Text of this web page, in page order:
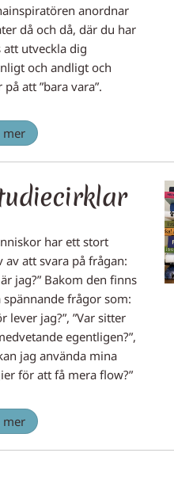
anordnar
då och då, där du har
att utveckla dig
och andligt och
att ”bara vara”.
mer
har ett stort
av att svara på frågan:
jag?” Bakom den finns
spännande frågor som:
lever jag?”, ”Var sitter
egentligen?”,
jag använda mina
för att få mera flow?”
mer